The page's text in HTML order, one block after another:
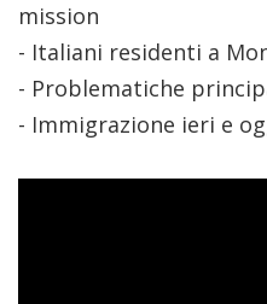
mission
- Italiani residenti a
- Problematiche
- Immigrazione ieri e